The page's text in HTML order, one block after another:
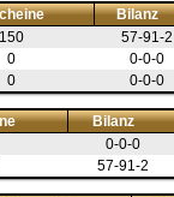
Bilanz
150
57-91-2
0
0-0-0
0 0-0-0
Bilanz
0-0-0
57-91-2